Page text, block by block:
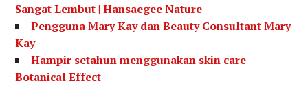
Sangat Lembut | Hansaegee Nature
Pengguna Mary Kay dan Beauty Consultant Mary
Kay
Hampir setahun menggunakan skin care
Botanical Effect